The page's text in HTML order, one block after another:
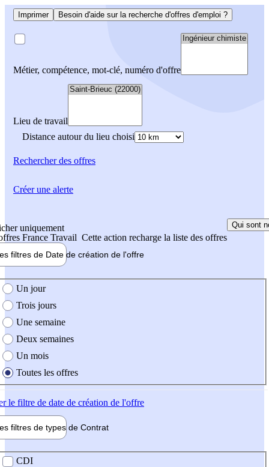
Imprimer Besoin d'aide sur la recherche d'offres d'emploi ?
Métier, compétence, mot-clé, numéro d'offre
Lieu de travail
Distance autour du lieu choisi
Rechercherdes offres
uniquement
France Travail Cette action recharge la liste des offres
Qui sont
filtres de Date de création de l'offre
création de l'offre
Un jour
Trois jours
Une semaine
Deux semaines
Un mois
Toutes les offres
le filtre de date de création de l'offre
filtres de types de Contrat
contrat
CDI
Créer une alerte